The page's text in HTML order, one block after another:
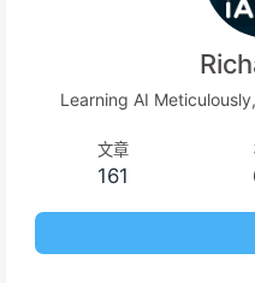
Learning AI
文章
161